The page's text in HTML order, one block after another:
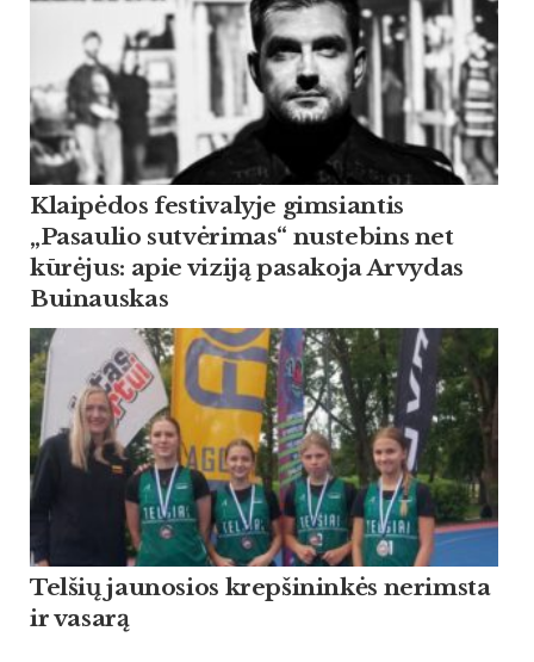
Klaipėdos festivalyje gimsiantis
„Pasaulio sutvėrimas“ nustebins net
kūrėjus: apie viziją pasakoja Arvydas
Buinauskas
Tel­šių jau­no­sios krep­ši­ninkės ne­rims­ta
ir va­sarą